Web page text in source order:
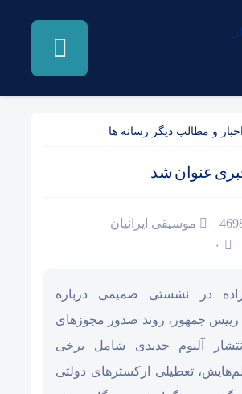
اخبار و مطالب دیگر رسانه ها
عنوان شد
موسیقی ایرانیان
۰
در نشستی صمیمی درباره
رییس جمهور، روند صدور مجوزهای
آلبوم جدیدی شامل برخی
تعطیلی ارکسترهای دولتی